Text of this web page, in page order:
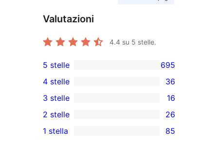
Valutazioni
4.4 su 5 stelle.
695
recensioni
a
5-
stelle
5 stelle 695
36
recensioni
a
4-
4 stelle 36
16
recensioni
a
3 stelle 16
26
recensioni
2 stelle 26
85
1 stella 85